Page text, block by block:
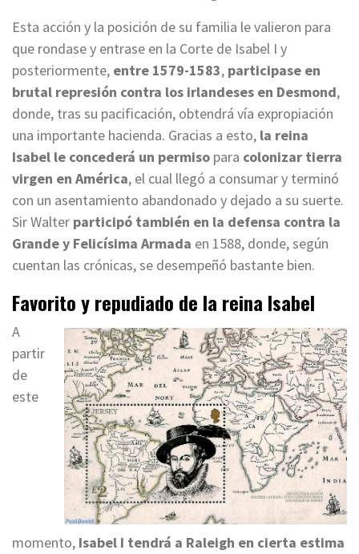
Esta acción y la posición de su familia le valieron para
que rondase y entrase en la Corte de Isabel I y
posteriormente, entre 1579-1583, participase en
brutal represión contra los irlandeses en Desmond,
donde, tras su pacificación, obtendrá vía expropiación
una importante hacienda. Gracias a esto, la reina
Isabel le concederá un permiso para colonizar tierra
virgen en América, el cual llegó a consumar y terminó
con un asentamiento abandonado y dejado a su suerte.
Sir Walter participó también en la defensa contra la
Grande y Felicísima Armada en 1588, donde, según
cuentan las crónicas, se desempeñó bastante bien.
Favorito y repudiado de la reina Isabel
A
partir
de
este
momento, Isabel I tendrá a Raleigh en cierta estima